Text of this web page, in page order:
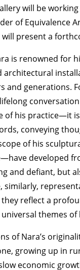
will be
of Equivalence
present a
is renowned for
architectural
and generations.
of his practice—it
conveying
of his
developed
and defiant, but
similarly,
they reflect a
themes of
of Nara’s
growing up in
economic